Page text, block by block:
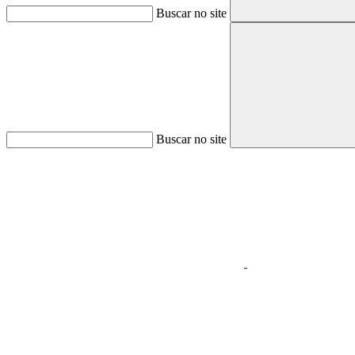
Buscar no site
Buscar no site